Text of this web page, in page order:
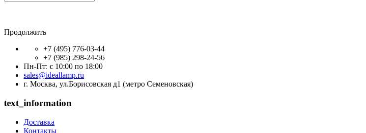
Продолжить
+7 (495) 776-03-44
+7 (985) 298-24-56
Пн-Пт: с 10:00 по 18:00
sales@ideallamp.ru
г. Москва, ул.Борисовская д1 (метро Семеновская)
text_information
Доставка
Контакты